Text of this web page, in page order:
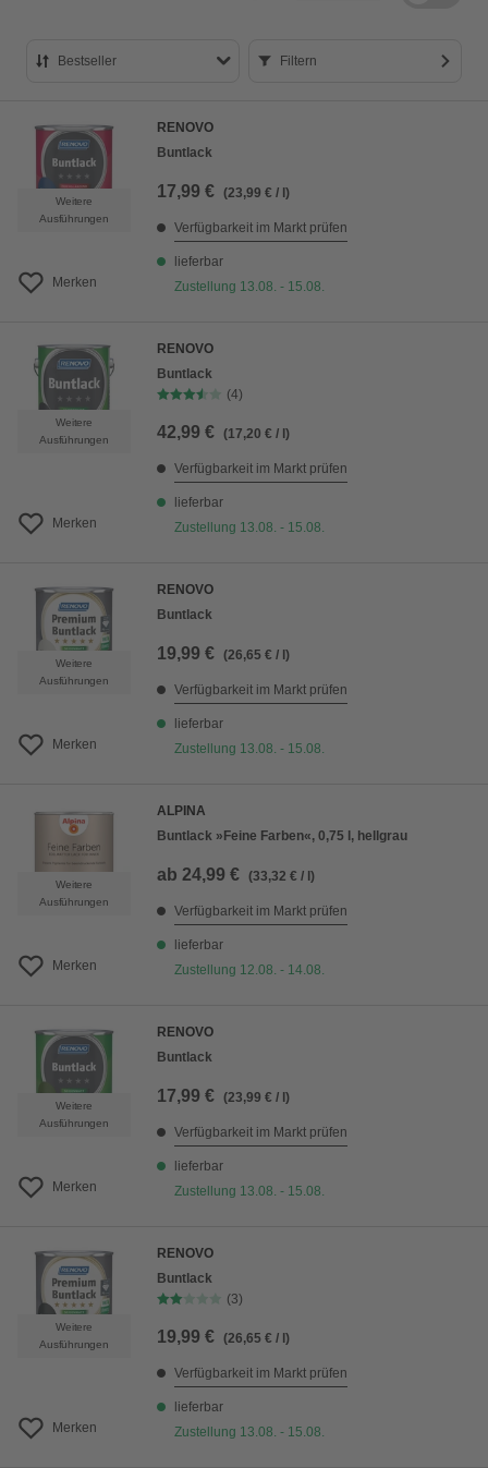
Bestseller
Preis aufsteigend
Preis absteigend
Bewertung
Filtern
Weitere
Ausführungen
Merken
RENOVO
Buntlack
17,99 € (23,99 € / l)
Verfügbarkeit im Markt prüfen
lieferbar
Zustellung 13.08. - 15.08.
Weitere
Ausführungen
Merken
RENOVO
Buntlack
(4)
42,99 € (17,20 € / l)
Verfügbarkeit im Markt prüfen
lieferbar
Zustellung 13.08. - 15.08.
Weitere
Ausführungen
Merken
RENOVO
Buntlack
19,99 € (26,65 € / l)
Verfügbarkeit im Markt prüfen
lieferbar
Zustellung 13.08. - 15.08.
Weitere
Ausführungen
Merken
ALPINA
Buntlack »Feine Farben«, 0,75 l, hellgrau
ab 24,99 € (33,32 € / l)
Verfügbarkeit im Markt prüfen
lieferbar
Zustellung 12.08. - 14.08.
Weitere
Ausführungen
Merken
RENOVO
Buntlack
17,99 € (23,99 € / l)
Verfügbarkeit im Markt prüfen
lieferbar
Zustellung 13.08. - 15.08.
Weitere
Ausführungen
Merken
RENOVO
Buntlack
(3)
19,99 € (26,65 € / l)
Verfügbarkeit im Markt prüfen
lieferbar
Zustellung 13.08. - 15.08.